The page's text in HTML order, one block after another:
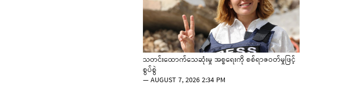
သတင်းထောက်သေဆုံးမှု အစ္စရေးကို စစ်ရာဇဝတ်မှုဖြင့်
စွပ်စွဲ
—AUGUST 7, 2026 2:34 PM